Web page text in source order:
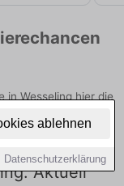
ablehnen
Datenschutzerklärung
in Wesseling hier die
von Top-
Aktuell